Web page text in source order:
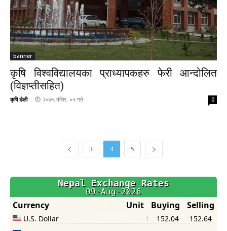
banner
कृषि विश्वविद्यालयका प्राध्यापकहरु फेरी आन्दोलित
(विज्ञप्तीसहित)
कृषि डेली - २०७५ मंसिर, ०५ गते 0
3 4 5